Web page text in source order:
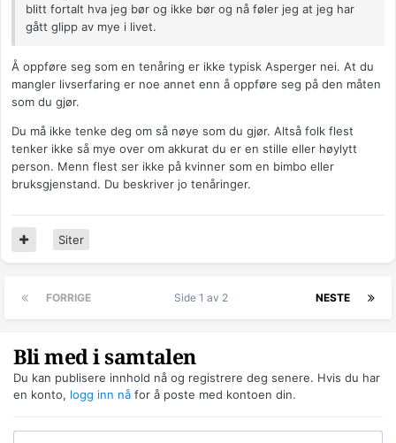
blitt fortalt hva jeg bør og ikke bør og nå føler jeg at jeg har
gått glipp av mye i livet.
Å oppføre seg som en tenåring er ikke typisk Asperger nei. At du
mangler livserfaring er noe annet enn å oppføre seg på den måten
som du gjør.
Du må ikke tenke deg om så nøye som du gjør. Altså folk flest
tenker ikke så mye over om akkurat du er en stille eller høylytt
person. Menn flest ser ikke på kvinner som en bimbo eller
bruksgjenstand. Du beskriver jo tenåringer.
Siter
FORRIGE NESTE
Side 1 av 2
Bli med i samtalen
Du kan publisere innhold nå og registrere deg senere. Hvis du har
en konto, logg inn nå for å poste med kontoen din.